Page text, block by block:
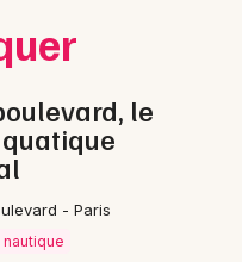
Paris
Ile de France
le
- Paris